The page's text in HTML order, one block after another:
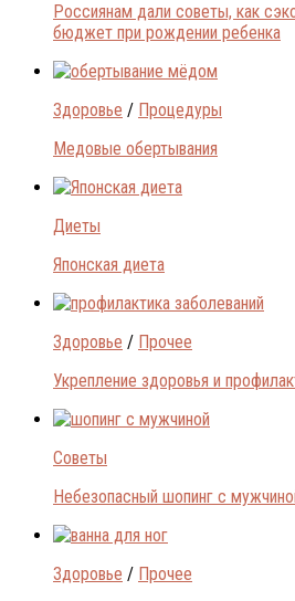
Россиянам дали советы, как
бюджет при рождении ребенка
Здоровье / Процедуры
Медовые обертывания
Диеты
Японская диета
Здоровье / Прочее
Укрепление здоровья и
Советы
Небезопасный шопинг с
Здоровье / Прочее